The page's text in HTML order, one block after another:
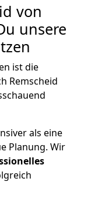
von
unsere
ist die
Remscheid
als eine
Planung. Wir